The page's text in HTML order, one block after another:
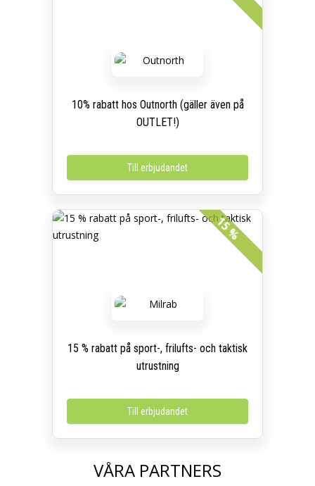
10% rabatt hos Outnorth (gäller även på
OUTLET!)
Till erbjudandet
15 %
15 % rabatt på sport-, frilufts- och taktisk
utrustning
Till erbjudandet
VÅRA PARTNERS